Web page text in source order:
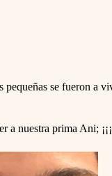
se fueron a
a nuestra prima